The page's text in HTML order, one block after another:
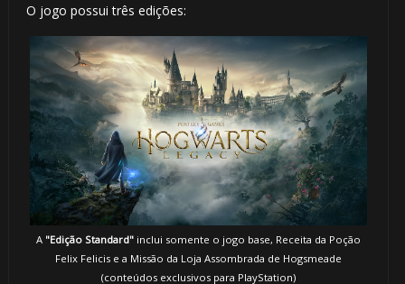
O jogo possui três edições:
A "Edição Standard" inclui somente o jogo base, Receita da Poção
Felix Felicis e a Missão da Loja Assombrada de Hogsmeade
(conteúdos exclusivos para PlayStation)